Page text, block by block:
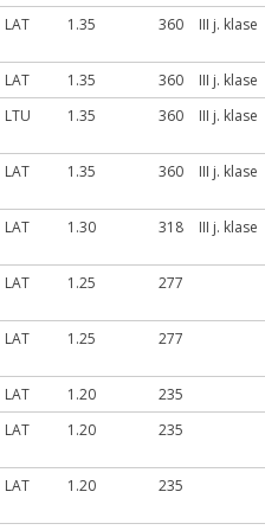
LAT 1.35 360 III j. klase
LAT 1.35 360
III j. klase
LTU 1.35 360 III j. klase
LAT 1.35 360 III j. klase
LAT 1.30 318 III j. klase
LAT 1.25 277
LAT 1.25 277
LAT 1.20
235
LAT 1.20 235
LAT 1.20 235